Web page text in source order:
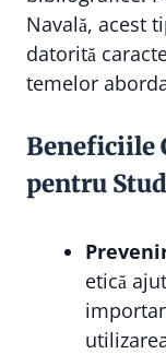
Navală, acest
datorită
temelor
Beneficiile
pentru
etică